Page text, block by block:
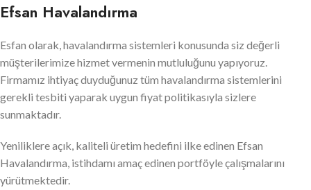
Efsan Havalandırma
Esfan olarak, havalandırma sistemleri konusunda siz değerli
müşterilerimize hizmet vermenin mutluluğunu yapıyoruz.
Firmamız ihtiyaç duyduğunuz tüm havalandırma sistemlerini
gerekli tesbiti yaparak uygun fiyat politikasıyla sizlere
sunmaktadır.
Yeniliklere açık, kaliteli üretim hedefini ilke edinen Efsan
Havalandırma, istihdamı amaç edinen portföyle çalışmalarını
yürütmektedir.